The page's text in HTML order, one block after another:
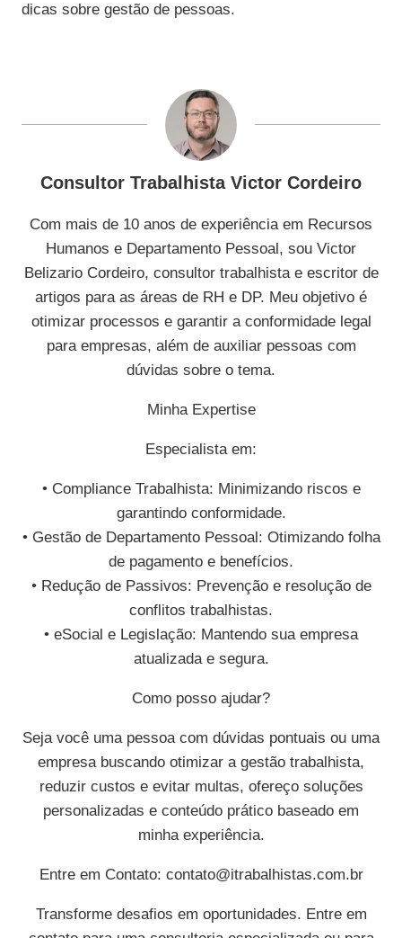
dicas sobre gestão de pessoas.
Consultor Trabalhista Victor Cordeiro
Com mais de 10 anos de experiência em Recursos
Humanos e Departamento Pessoal, sou Victor
Belizario Cordeiro, consultor trabalhista e escritor de
artigos para as áreas de RH e DP. Meu objetivo é
otimizar processos e garantir a conformidade legal
para empresas, além de auxiliar pessoas com
dúvidas sobre o tema.
Minha Expertise
Especialista em:
• Compliance Trabalhista: Minimizando riscos e
garantindo conformidade.
• Gestão de Departamento Pessoal: Otimizando folha
de pagamento e benefícios.
• Redução de Passivos: Prevenção e resolução de
conflitos trabalhistas.
• eSocial e Legislação: Mantendo sua empresa
atualizada e segura.
Como posso ajudar?
Seja você uma pessoa com dúvidas pontuais ou uma
empresa buscando otimizar a gestão trabalhista,
reduzir custos e evitar multas, ofereço soluções
personalizadas e conteúdo prático baseado em
minha experiência.
Entre em Contato: contato@itrabalhistas.com.br
Transforme desafios em oportunidades. Entre em